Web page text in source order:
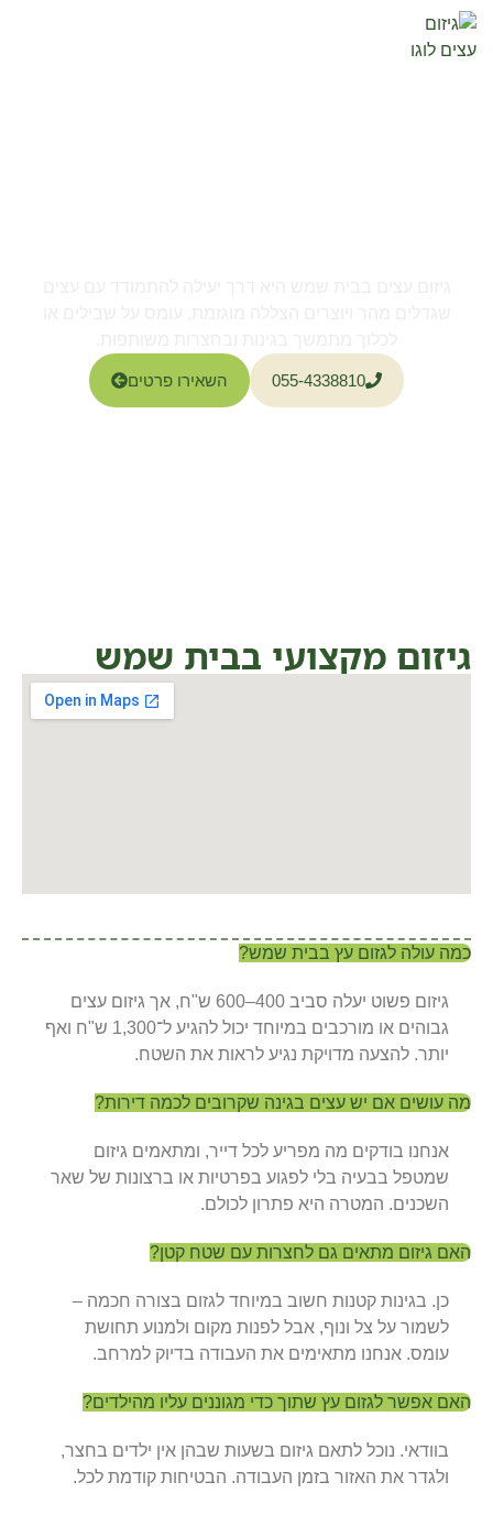
055-4338810 השאירו פרטים
גיזום מקצועי בבית שמש
כמה עולה לגזום עץ בבית שמש?
גיזום פשוט יעלה סביב 400–600 ש"ח, אך גיזום עצים
גבוהים או מורכבים במיוחד יכול להגיע ל־1,300 ש"ח ואף
יותר. להצעה מדויקת נגיע לראות את השטח.
מה עושים אם יש עצים בגינה שקרובים לכמה דירות?
אנחנו בודקים מה מפריע לכל דייר, ומתאמים גיזום
שמטפל בבעיה בלי לפגוע בפרטיות או ברצונות של שאר
השכנים. המטרה היא פתרון לכולם.
האם גיזום מתאים גם לחצרות עם שטח קטן?
כן. בגינות קטנות חשוב במיוחד לגזום בצורה חכמה –
לשמור על צל ונוף, אבל לפנות מקום ולמנוע תחושת
עומס. אנחנו מתאימים את העבודה בדיוק למרחב.
האם אפשר לגזום עץ שתוך כדי מגוננים עליו מהילדים?
בוודאי. נוכל לתאם גיזום בשעות שבהן אין ילדים בחצר,
ולגדר את האזור בזמן העבודה. הבטיחות קודמת לכל.